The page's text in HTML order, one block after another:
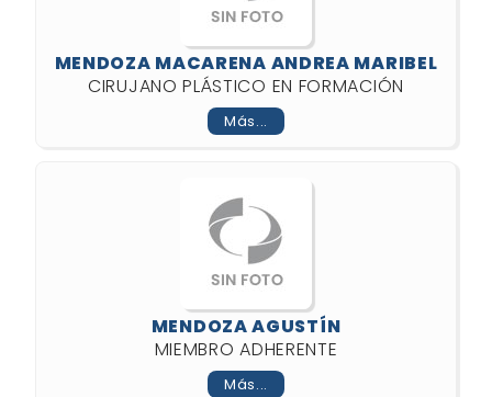
MENDOZA MACARENA ANDREA MARIBEL
CIRUJANO PLÁSTICO EN FORMACIÓN
Más...
MENDOZA AGUSTÍN
MIEMBRO ADHERENTE
Más...